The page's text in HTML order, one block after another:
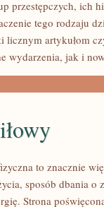
przestępczych, ich
tego rodzaju
licznym artykułom
wydarzenia, jak i
to znacznie
sposób dbania o
Strona